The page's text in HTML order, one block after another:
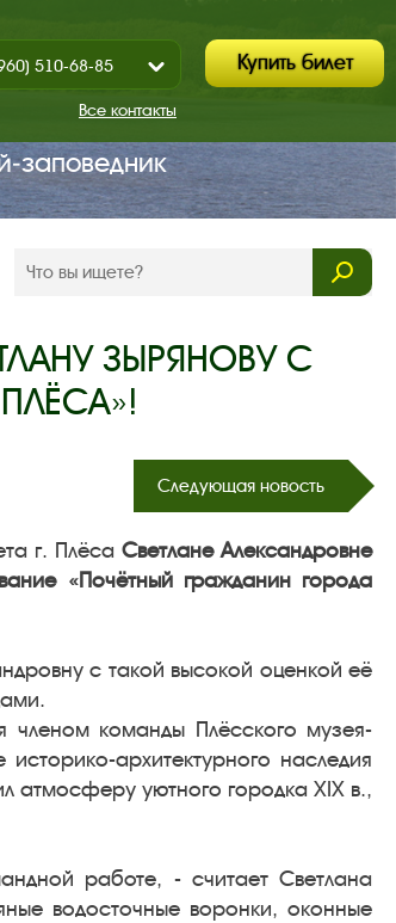
Показать
/
Закрыть
510-68-85
347-67-70Все контакты
Купить билет
ЗЫРЯНОВУ С
Следующая новость
г. Плёса Светлане Александровне
«Почётный гражданин города
с такой высокой оценкой её
членом команды Плёсского музея-
архитектурного наследия
атмосферу уютного городка XIX в.,
работе, - считает Светлана
водосточные воронки, оконные